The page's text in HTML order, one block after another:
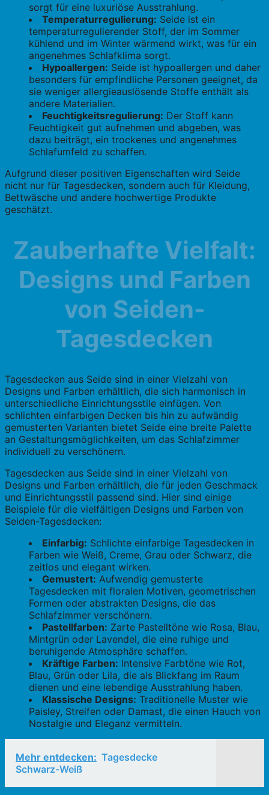
sorgt für eine luxuriöse Ausstrahlung.
Temperaturregulierung: Seide ist ein
temperaturregulierender Stoff, der im Sommer
kühlend und im Winter wärmend wirkt, was für ein
angenehmes Schlafklima sorgt.
Hypoallergen: Seide ist hypoallergen und daher
besonders für empfindliche Personen geeignet, da
sie weniger allergieauslösende Stoffe enthält als
andere Materialien.
Feuchtigkeitsregulierung: Der Stoff kann
Feuchtigkeit gut aufnehmen und abgeben, was
dazu beiträgt, ein trockenes und angenehmes
Schlafumfeld zu schaffen.
Aufgrund dieser positiven Eigenschaften wird Seide
nicht nur für Tagesdecken, sondern auch für Kleidung,
Bettwäsche und andere hochwertige Produkte
geschätzt.
Zauberhafte Vielfalt:
Designs und Farben
von Seiden-
Tagesdecken
Tagesdecken aus Seide sind in einer Vielzahl von
Designs und Farben erhältlich, die sich harmonisch in
unterschiedliche Einrichtungsstile einfügen. Von
schlichten einfarbigen Decken bis hin zu aufwändig
gemusterten Varianten bietet Seide eine breite Palette
an Gestaltungsmöglichkeiten, um das Schlafzimmer
individuell zu verschönern.
Tagesdecken aus Seide sind in einer Vielzahl von
Designs und Farben erhältlich, die für jeden Geschmack
und Einrichtungsstil passend sind. Hier sind einige
Beispiele für die vielfältigen Designs und Farben von
Seiden-Tagesdecken:
Einfarbig: Schlichte einfarbige Tagesdecken in
Farben wie Weiß, Creme, Grau oder Schwarz, die
zeitlos und elegant wirken.
Gemustert: Aufwendig gemusterte
Tagesdecken mit floralen Motiven, geometrischen
Formen oder abstrakten Designs, die das
Schlafzimmer verschönern.
Pastellfarben: Zarte Pastelltöne wie Rosa, Blau,
Mintgrün oder Lavendel, die eine ruhige und
beruhigende Atmosphäre schaffen.
Kräftige Farben: Intensive Farbtöne wie Rot,
Blau, Grün oder Lila, die als Blickfang im Raum
dienen und eine lebendige Ausstrahlung haben.
Klassische Designs: Traditionelle Muster wie
Paisley, Streifen oder Damast, die einen Hauch von
Nostalgie und Eleganz vermitteln.
Mehr entdecken: Tagesdecke
Schwarz-Weiß